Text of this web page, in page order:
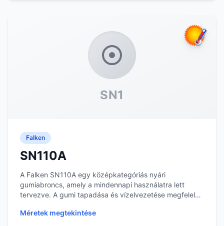
SN1
Falken
SN110A
A Falken SN110A egy középkategóriás nyári
gumiabroncs, amely a mindennapi használatra lett
tervezve. A gumi tapadása és vízelvezetése megfelelő
Méretek megtekintése